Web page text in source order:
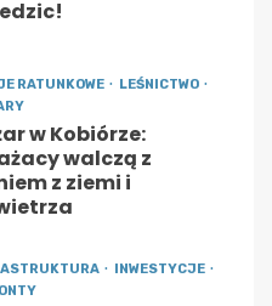
RATUNKOWE
LEŚNICTWO
w Kobiórze:
walczą z
z ziemi i
INWESTYCJE